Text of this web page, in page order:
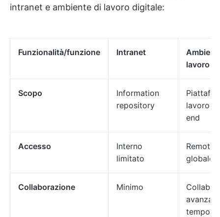
intranet e ambiente di lavoro digitale:
Funzionalità/funzione Intranet
lavoro
Scopo
Information
repository
lavoro
end
Accesso
Interno
limitato
Remoto
globale
Collaborazione Minimo
tempo